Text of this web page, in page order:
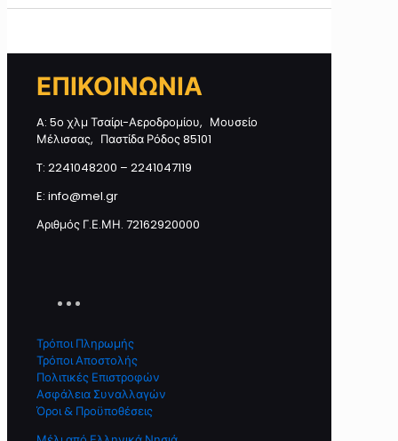
ΕΠΙΚΟΙΝΩΝΙΑ
A: 5ο χλμ Τσαίρι-Αεροδρομίου, Μουσείο
Μέλισσας, Παστίδα Ρόδος 85101
T: 2241048200 – 2241047119
E: info@mel.gr
Αριθμός Γ.Ε.ΜΗ. 72162920000
Τρόποι Πληρωμής
Τρόποι Αποστολής
Πολιτικές Επιστροφών
Ασφάλεια Συναλλαγών
Όροι & Προϋποθέσεις